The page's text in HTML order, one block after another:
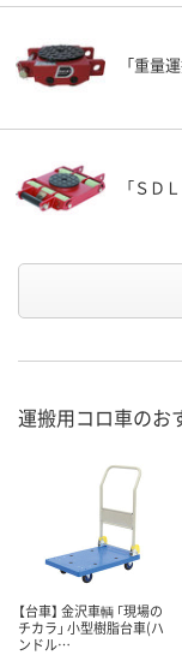
「重量
「ＳＤ
運搬用コロ車のお
【台車】 金沢車輌 「現場の
チカラ」 小型樹脂台車(ハ
ンドル…